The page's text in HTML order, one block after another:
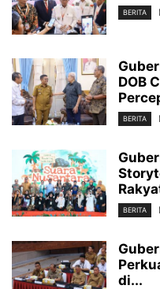
BERITA
DOB
BERITA
BERITA
di...